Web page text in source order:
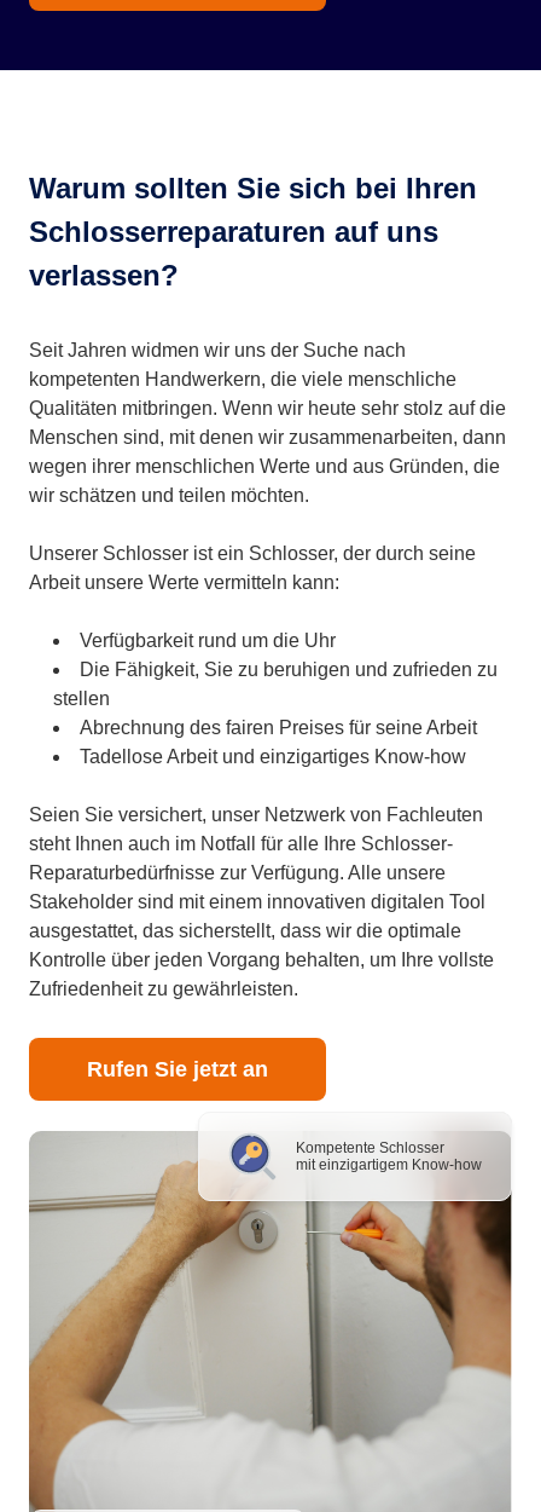
Kompetente Schlosser
mit einzigartigem Know-how
Warum sollten Sie sich bei Ihren
Schlosserreparaturen auf uns
verlassen?
Seit Jahren widmen wir uns der Suche nach
kompetenten Handwerkern, die viele menschliche
Qualitäten mitbringen. Wenn wir heute sehr stolz auf die
Menschen sind, mit denen wir zusammenarbeiten, dann
wegen ihrer menschlichen Werte und aus Gründen, die
wir schätzen und teilen möchten.
Unserer Schlosser ist ein Schlosser, der durch seine
Arbeit unsere Werte vermitteln kann:
Verfügbarkeit rund um die Uhr
Die Fähigkeit, Sie zu beruhigen und zufrieden zu
stellen
Abrechnung des fairen Preises für seine Arbeit
Tadellose Arbeit und einzigartiges Know-how
Seien Sie versichert, unser Netzwerk von Fachleuten
steht Ihnen auch im Notfall für alle Ihre Schlosser-
Reparaturbedürfnisse zur Verfügung. Alle unsere
Stakeholder sind mit einem innovativen digitalen Tool
ausgestattet, das sicherstellt, dass wir die optimale
Kontrolle über jeden Vorgang behalten, um Ihre vollste
Zufriedenheit zu gewährleisten.
Rufen Sie jetzt an